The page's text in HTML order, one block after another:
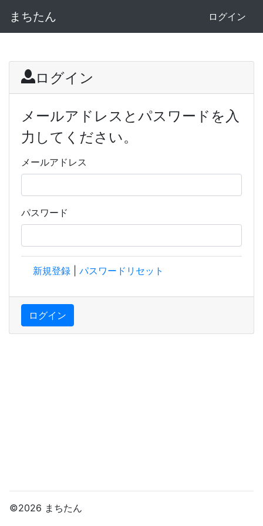
まちたん ログイン
ログイン
メールアドレスとパスワードを入
力してください。
メールアドレス
パスワード
新規登録 パスワードリセット
ログイン
©2026 まちたん